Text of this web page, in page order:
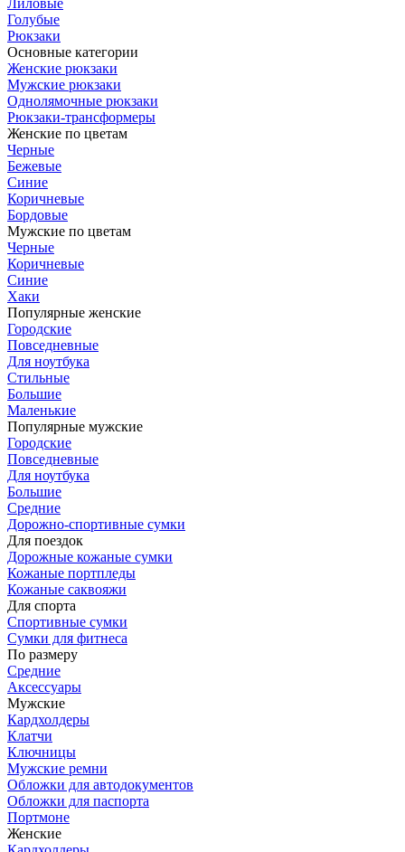
Лиловые
Голубые
Рюкзаки
Основные категории
Женские рюкзаки
Мужские рюкзаки
Однолямочные рюкзаки
Рюкзаки-трансформеры
Женские по цветам
Черные
Бежевые
Синие
Коричневые
Бордовые
Мужские по цветам
Черные
Коричневые
Синие
Хаки
Популярные женские
Городские
Повседневные
Для ноутбука
Стильные
Большие
Маленькие
Популярные мужские
Городские
Повседневные
Для ноутбука
Большие
Средние
Дорожно-спортивные сумки
Для поездок
Дорожные кожаные сумки
Кожаные портпледы
Кожаные саквояжи
Для спорта
Спортивные сумки
Сумки для фитнеса
По размеру
Средние
Аксессуары
Мужские
Кардхолдеры
Клатчи
Ключницы
Мужские ремни
Обложки для автодокументов
Обложки для паспорта
Портмоне
Женские